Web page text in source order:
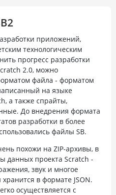
приложений,
технологическим
прогресс разработки
2.0, можно
файла - форматом
на языке
а также спрайты,
До внедрения формата
разработки в более
файлы SB.
похожи на ZIP-архивы, в
данных проекта Scratch -
звук и многое
в формате JSON.
осуществляется с